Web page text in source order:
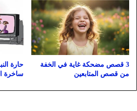
3 قصص مضحكة غاية في الخفة
من قصص المتابعين
حارة
ساخرة